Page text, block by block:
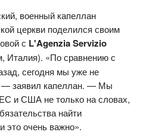
военный капеллан
церкви поделился своим
с L'Agenzia Servizio
Италия). «По сравнению с
сегодня мы уже не
— заявил капеллан. — Мы
и США не только на словах,
найти
это очень важно».